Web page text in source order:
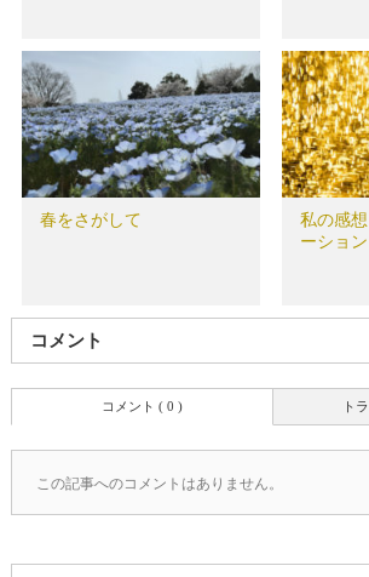
春をさがして
私の感
ーショ
コメント
ト
コメント ( 0 )
この記事へのコメントはありません。